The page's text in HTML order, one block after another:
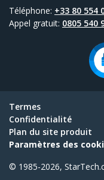
Téléphone: +33 80 554
Appel gratuit: 0805 540
Termes
Confidentialité
Plan du site produit
Paramètres des
© 1985-2026,